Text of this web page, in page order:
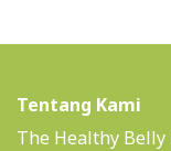
Tentang Kami
The Healthy